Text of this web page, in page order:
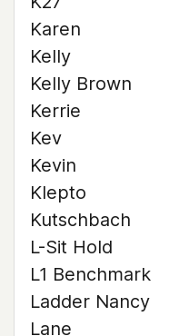
Karen
Kelly
Kelly Brown
Kerrie
Kev
Kevin
Klepto
Kutschbach
L-Sit Hold
L1 Benchmark
Ladder Nancy
Lane